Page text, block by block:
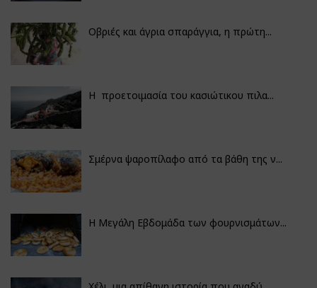
Οβριές και άγρια σπαράγγια, η πρώτη...
Η προετοιμασία του κασιώτικου πιλα...
Σμέρνα ψαροπίλαφο από τα βάθη της ν...
Η Μεγάλη Εβδομάδα των φουρνισμάτων...